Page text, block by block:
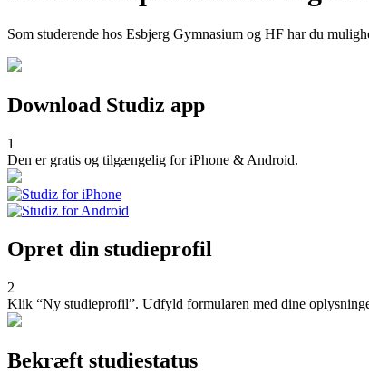
Som studerende hos Esbjerg Gymnasium og HF har du
Download Studiz app
1
Den er gratis og tilgængelig for iPhone & Android.
Opret din studieprofil
2
Klik “Ny studieprofil”. Udfyld formularen med dine
Bekræft studiestatus